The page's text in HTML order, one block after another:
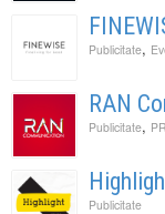
Publicitate,
RAN
Publicitate, PR
Publicitate